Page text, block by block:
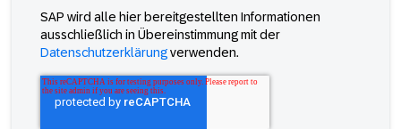
SAP wird alle hier bereitgestellten Informationen
ausschließlich in Übereinstimmung mit der
Datenschutzerklärungverwenden.